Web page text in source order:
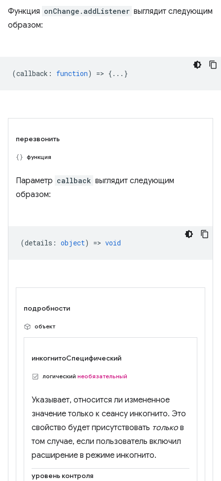
Функция onChange.addListener выглядит следующим
образом:
(callback : function) => {...}
перезвонить
функция
Параметр callback выглядит следующим
образом:
(details : object) => void
подробности
объект
инкогнитоСпецифический
логический необязательный
Указывает, относится ли измененное
значение только к сеансу инкогнито. Это
свойство будет присутствовать только в
том случае, если пользователь включил
расширение в режиме инкогнито.
уровень контроля